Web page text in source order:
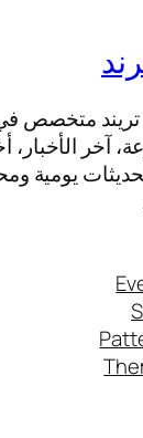
متخصص
آخر الأخبار،
تحديثات يومية